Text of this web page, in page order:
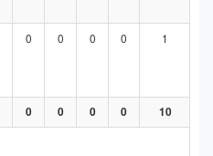
0 0 0 0 1
0 0 0 0 10